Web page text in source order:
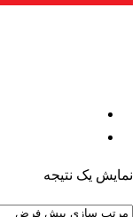
نمایش یک نتیجه